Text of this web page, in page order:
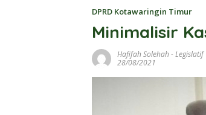
DPRD Kotawaringin Timur
Minimalisir
Hafifah Solehah -Legislatif
28/08/2021